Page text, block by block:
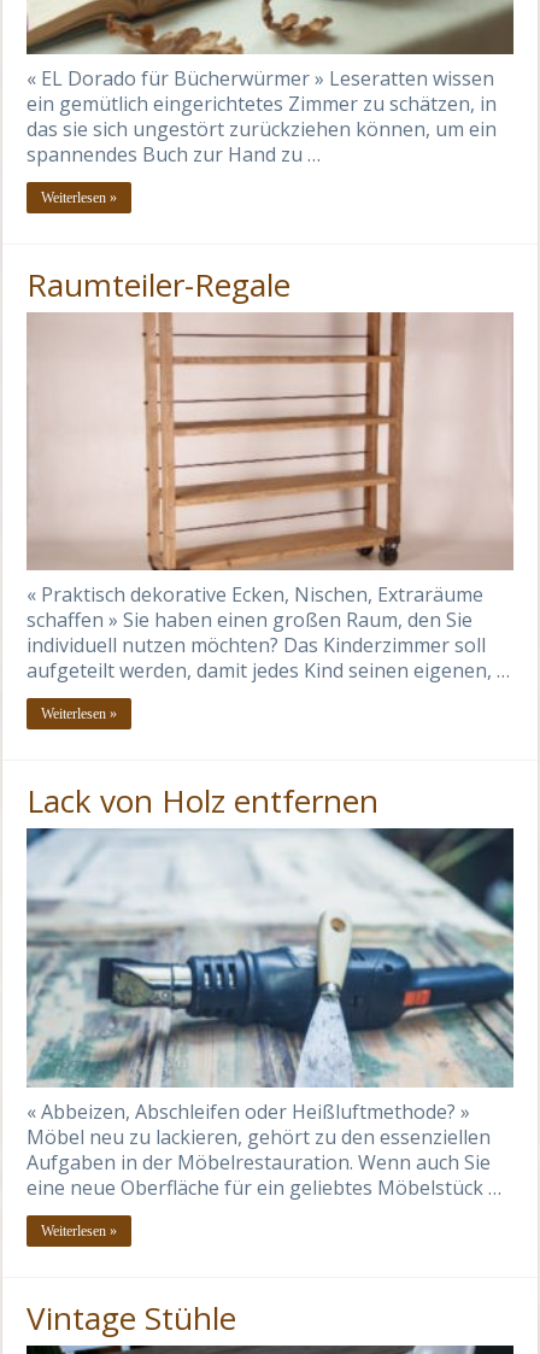
« EL Dorado für Bücherwürmer » Leseratten wissen
ein gemütlich eingerichtetes Zimmer zu schätzen, in
das sie sich ungestört zurückziehen können, um ein
spannendes Buch zur Hand zu …
Weiterlesen »
Raumteiler-Regale
« Praktisch dekorative Ecken, Nischen, Extraräume
schaffen » Sie haben einen großen Raum, den Sie
individuell nutzen möchten? Das Kinderzimmer soll
aufgeteilt werden, damit jedes Kind seinen eigenen, …
Weiterlesen »
Lack von Holz entfernen
« Abbeizen, Abschleifen oder Heißluftmethode? »
Möbel neu zu lackieren, gehört zu den essenziellen
Aufgaben in der Möbelrestauration. Wenn auch Sie
eine neue Oberfläche für ein geliebtes Möbelstück …
Weiterlesen »
Vintage Stühle